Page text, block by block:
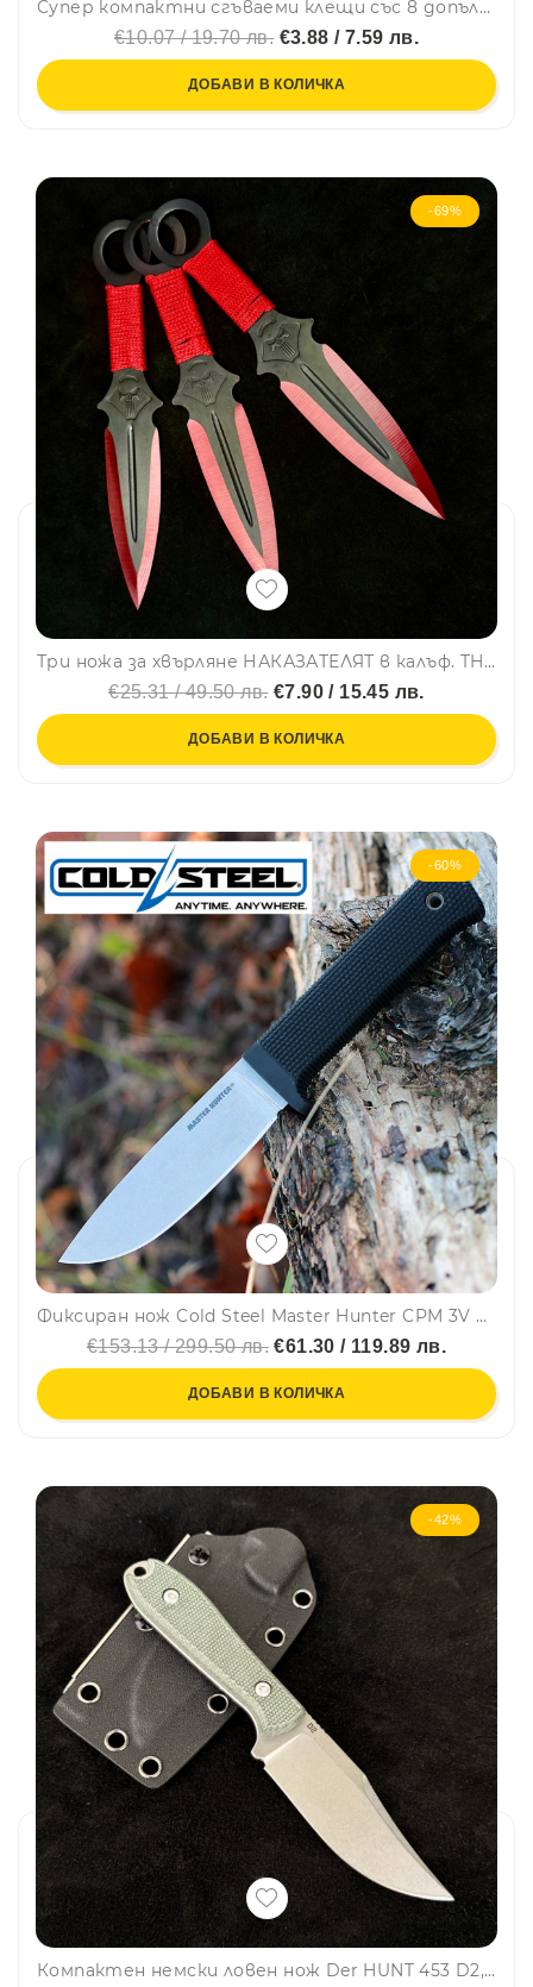
Супер компактни сгъваеми клещи със 8 допълнителни инструмента
€10.07 / 19.70 лв. €3.88 / 7.59 лв.
ДОБАВИ В КОЛИЧКА
-69%
Три ножа за хвърляне НАКАЗАТЕЛЯТ в калъф. THE PUNISHER RED KNIVES
€25.31 / 49.50 лв.€7.90 / 15.45 лв.
ДОБАВИ В КОЛИЧКА
-60%
Фиксиран нож Cold Steel Master Hunter CPM 3V Kray Ex
€153.13 / 299.50 лв. €61.30 / 119.89 лв.
ДОБАВИ В КОЛИЧКА
-42%
Компактен немски ловен нож Der HUNT 453 D2, фултанг, стомана D2, тактическа кания KYDEXс клипс